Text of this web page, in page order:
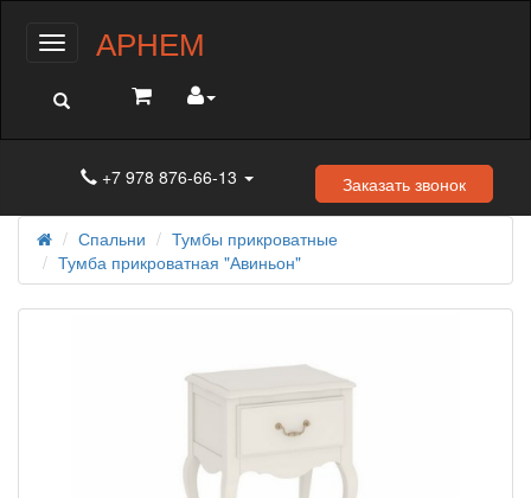
МенюАРНЕМ
+7 978 876-66-13 Заказать звонок
Спальни
Тумбы прикроватные
Тумба прикроватная "Авиньон"